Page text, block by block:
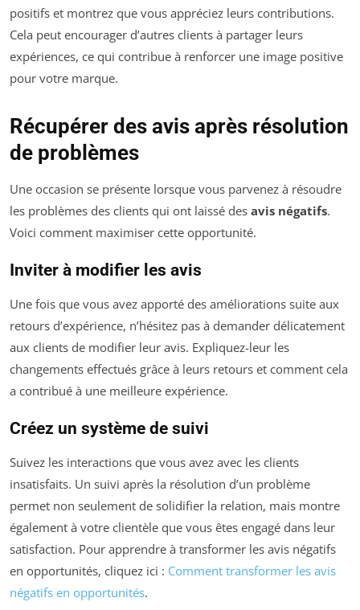
positifs et montrez que vous appréciez leurs contributions.
Cela peut encourager d’autres clients à partager leurs
expériences, ce qui contribue à renforcer une image positive
pour votre marque.
Récupérer des avis après résolution
de problèmes
Une occasion se présente lorsque vous parvenez à résoudre
les problèmes des clients qui ont laissé des avis négatifs.
Voici comment maximiser cette opportunité.
Inviter à modifier les avis
Une fois que vous avez apporté des améliorations suite aux
retours d’expérience, n’hésitez pas à demander délicatement
aux clients de modifier leur avis. Expliquez-leur les
changements effectués grâce à leurs retours et comment cela
a contribué à une meilleure expérience.
Créez un système de suivi
Suivez les interactions que vous avez avec les clients
insatisfaits. Un suivi après la résolution d’un problème
permet non seulement de solidifier la relation, mais montre
également à votre clientèle que vous êtes engagé dans leur
satisfaction. Pour apprendre à transformer les avis négatifs
en opportunités, cliquez ici : Comment transformer les avis
négatifs en opportunités.